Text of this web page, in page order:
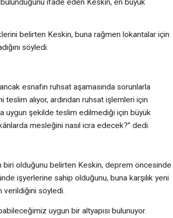
ifade eden Keskin, en büyük
belirten Keskin, buna rağmen lokantalar için
söyledi.
esnafın ruhsat aşamasında sorunlarla
teslim alıyor, ardından ruhsat işlemleri için
uygun şekilde teslim edilmediği için büyük
mesleğini nasıl icra edecek?” dedi.
biri olduğunu belirten Keskin, deprem öncesinde
işyerlerine sahip olduğunu, buna karşılık yeni
söyledi.
uygun bir altyapısı bulunuyor.